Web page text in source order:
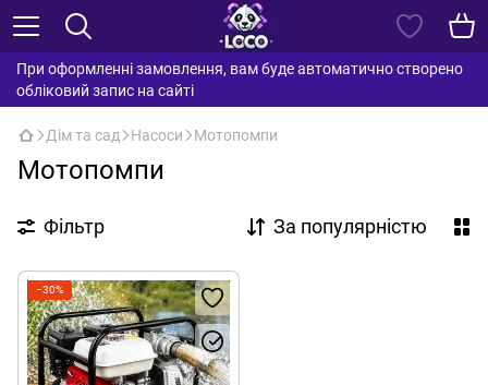
При оформленні замовлення, вам буде автоматично створено
обліковий запис на сайті
Дім та сад Насоси Мотопомпи
Мотопомпи
Фільтр За популярністю
−30%